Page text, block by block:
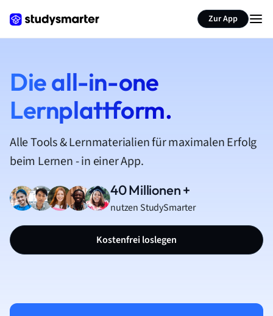
Zur App
Die all-in-one
Lernplattform.
Alle Tools & Lernmaterialien für maximalen Erfolg
beim Lernen - in einer App.
40 Millionen +
nutzen StudySmarter
Kostenfrei loslegen